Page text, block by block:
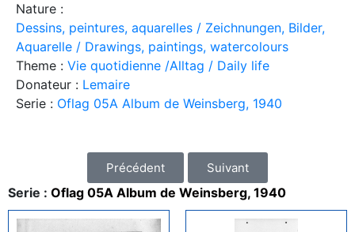
Nature :
Dessins, peintures, aquarelles / Zeichnungen, Bilder,
Aquarelle / Drawings, paintings, watercolours
Theme : Vie quotidienne /Alltag / Daily life
Donateur : Lemaire
Serie : Oflag 05A Album de Weinsberg, 1940
Précédent Suivant
Serie : Oflag 05A Album de Weinsberg, 1940